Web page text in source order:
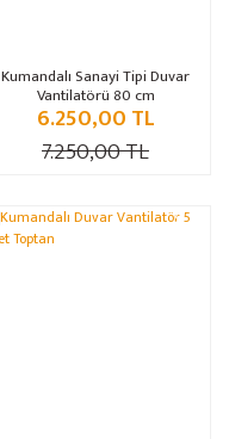
Kumandalı Sanayi Tipi Duvar
Vantilatörü 80 cm
6.250,00 TL
7.250,00 TL
%13